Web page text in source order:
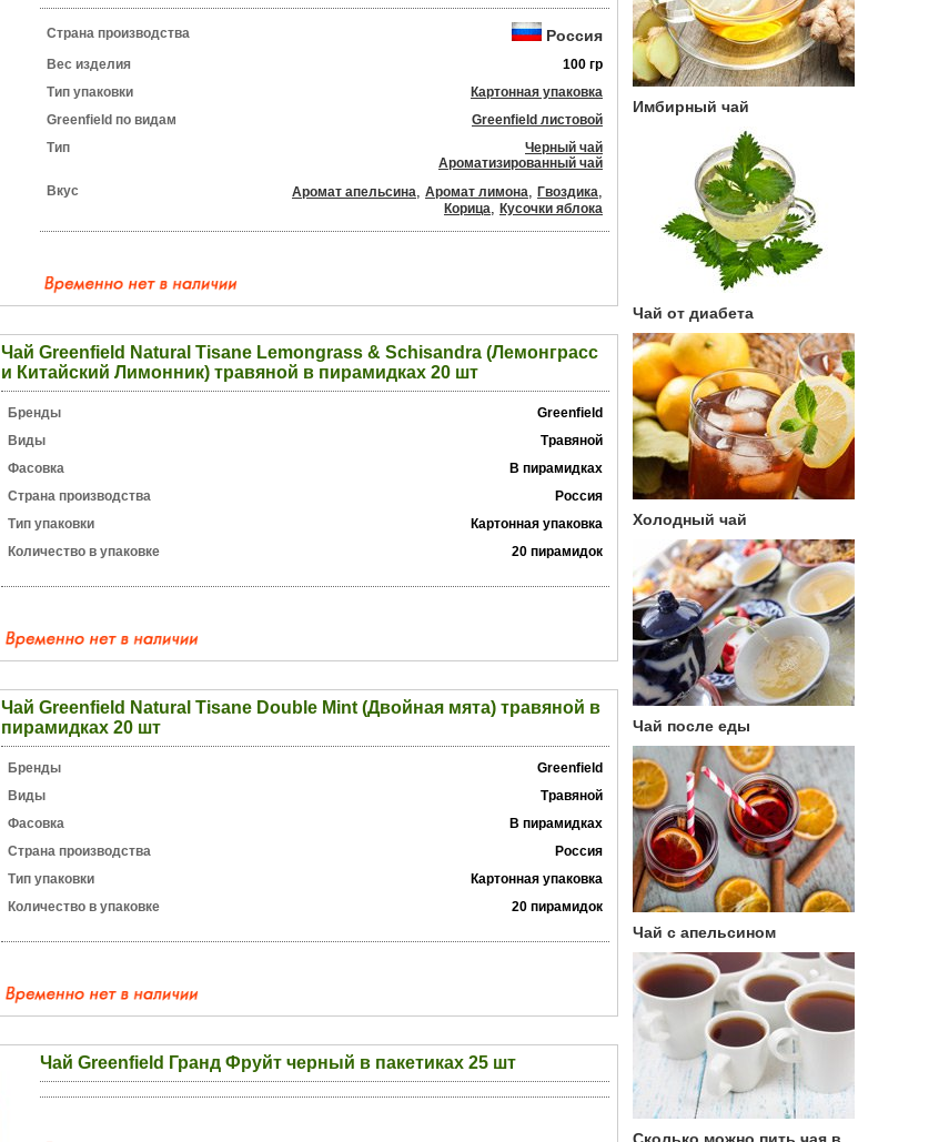
Страна производства Россия
Вес изделия
100 гр
Тип упаковки
Картонная упаковка
Greenfield по видам
Greenfield листовой
Тип
Черный чай
Ароматизированный чай
Вкус
Аромат апельсина, Аромат лимона, Гвоздика,
Корица, Кусочки яблока
Чай Greenfield Natural Tisane Lemongrass & Schisandra (Лемонграсс
и Китайский Лимонник) травяной в пирамидках 20 шт
Бренды
Greenfield
Виды
Травяной
Фасовка
В пирамидках
Страна производства
Россия
Тип упаковки
Картонная упаковка
Количество в упаковке
20 пирамидок
Чай Greenfield Natural Tisane Double Mint (Двойная мята) травяной в
пирамидках 20 шт
Бренды
Greenfield
Виды
Травяной
Фасовка
В пирамидках
Страна производства
Россия
Тип упаковки
Картонная упаковка
Количество в упаковке
20 пирамидок
Чай Greenfield Гранд Фруйт черный в пакетиках 25 шт
Имбирный чай
Чай от диабета
Холодный чай
Чай после еды
Чай с апельсином